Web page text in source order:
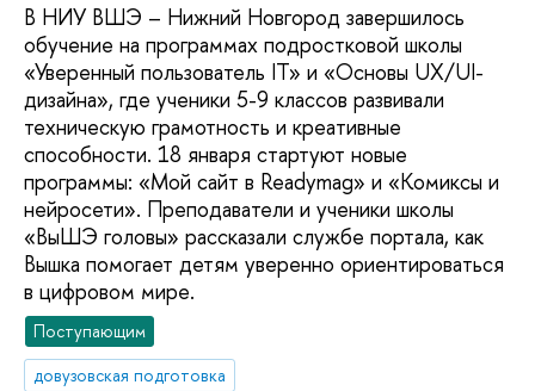
В НИУ ВШЭ – Нижний Новгород завершилось
обучение на программах подростковой школы
«Уверенный пользователь IT» и «Основы UX/UI-
дизайна», где ученики 5-9 классов развивали
техническую грамотность и креативные
способности. 18 января стартуют новые
программы: «Мой сайт в Readymag» и «Комиксы и
нейросети». Преподаватели и ученики школы
«ВыШЭ головы» рассказали службе портала, как
Вышка помогает детям уверенно ориентироваться
в цифровом мире.
Поступающим
довузовская подготовка